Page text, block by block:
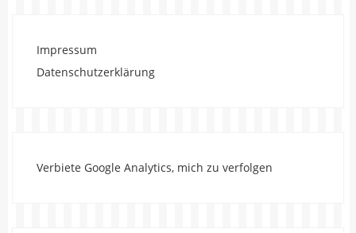
Impressum
Datenschutzerklärung
Verbiete Google Analytics, mich zu verfolgen